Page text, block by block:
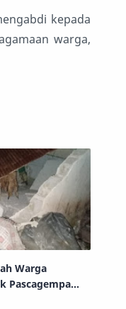
kepada
warga,
Warga
Pascagempa